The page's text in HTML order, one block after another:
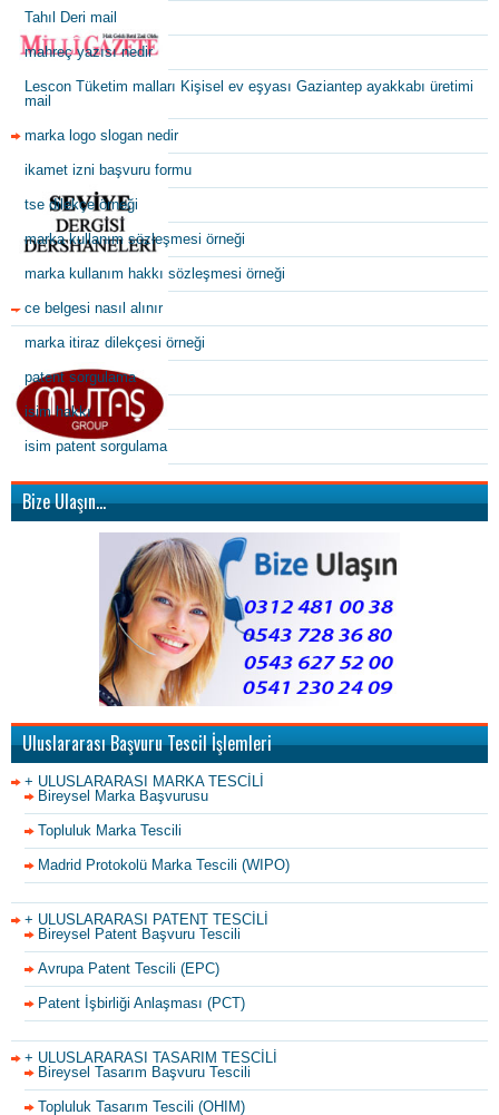
Tahıl Deri mail
mahreç yazısı nedir
Lescon Tüketim malları Kişisel ev eşyası Gaziantep ayakkabı üretimi
mail
marka logo slogan nedir
ikamet izni başvuru formu
tse dilekçe örneği
marka kullanım sözleşmesi örneği
marka kullanım hakkı sözleşmesi örneği
ce belgesi nasıl alınır
marka itiraz dilekçesi örneği
patent sorgulama
isim hakkı
isim patent sorgulama
Bize Ulaşın…
Uluslararası Başvuru Tescil İşlemleri
+ ULUSLARARASI MARKA TESCİLİ
Bireysel Marka Başvurusu
Topluluk Marka Tescili
Madrid Protokolü Marka Tescili (WIPO)
+ ULUSLARARASI PATENT TESCİLİ
Bireysel Patent Başvuru Tescili
Avrupa Patent Tescili (EPC)
Patent İşbirliği Anlaşması (PCT)
+ ULUSLARARASI TASARIM TESCİLİ
Bireysel Tasarım Başvuru Tescili
Topluluk Tasarım Tescili (OHIM)